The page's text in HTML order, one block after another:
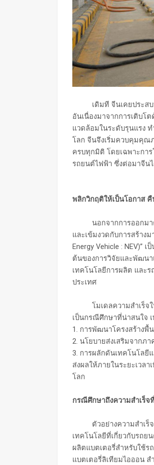
เดิมที จีนเคยประสบปั
อันเนื่องมาจากการเติบโ
แวดล้อมในระดับรุนแรง
โลก จีนจึงเริ่มควบคุมคุณ
ครบทุกมิติ โดยเฉพาะกา
รถยนต์ไฟฟ้า ซึ่งต่อมาจีน
พลิกวิกฤติให้เป็นโอกาส
นอกจากการออกมาตร
และเข้มงวดกับการสร้าง
Energy Vehicle :
ต้นของการวิจัยและพัฒนา
เทคโนโลยีการผลิต และ
ประเทศ
โมเดลความสำเร็จใน
เป็นกรณีศึกษาที่น่าสนใจ
1. การพัฒนาโครงสร้างพื้
2. นโยบายส่งเสริมจากภ
3. การผลักดันเทคโนโลยี
ส่งผลให้ภายในระยะเวล
โลก
กรณีศึกษาถึงความสำเร็จ
ตัวอย่างความสำเร็จข
เทคโนโลยีที่เกี่ยวกับรถย
ผลิตแบตเตอรี่สำหรับใช้ร
แบตเตอรี่ลิเทียมไอออน